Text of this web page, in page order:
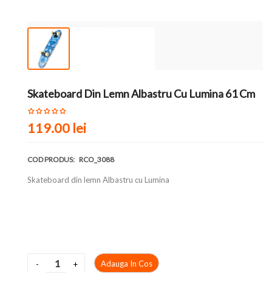
Skateboard Din Lemn Albastru Cu Lumina 61 Cm
119.00 lei
COD PRODUS: RCO_3088
Skateboard din lemn Albastru cu Lumina
Adauga In Cos